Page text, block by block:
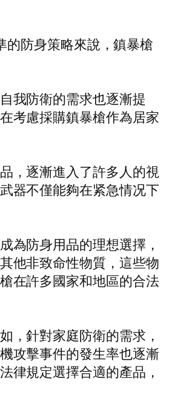
的防身策略來說，鎮暴槍
我防衛的需求也逐漸提
考慮採購鎮暴槍作為居家
，逐漸進入了許多人的視
器不僅能夠在紧急情况下
為防身用品的理想選擇，
他非致命性物質，這些物
在許多國家和地區的合法
，針對家庭防衛的需求，
攻擊事件的發生率也逐漸
律規定選擇合適的產品，